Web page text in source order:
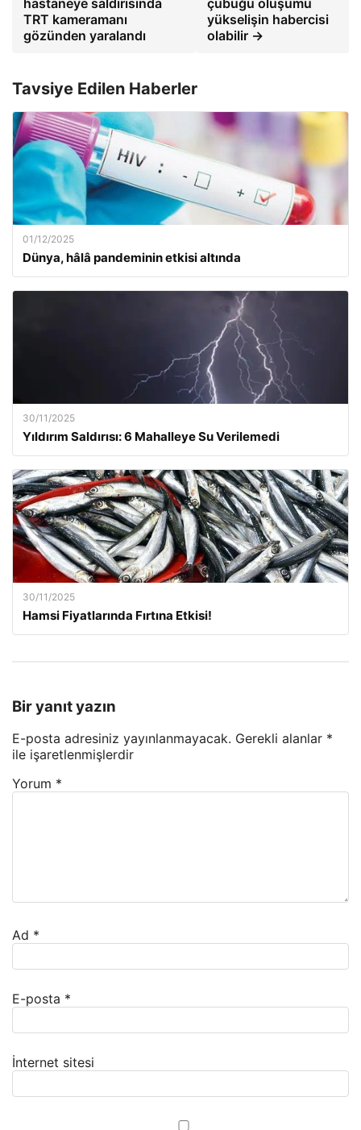
hastaneye saldırısında
TRT kameramanı
gözünden yaralandı
çubuğu oluşumu
yükselişin habercisi
olabilir →
Tavsiye Edilen Haberler
01/12/2025
Dünya, hâlâ pandeminin etkisi altında
30/11/2025
Yıldırım Saldırısı: 6 Mahalleye Su Verilemedi
30/11/2025
Hamsi Fiyatlarında Fırtına Etkisi!
Bir yanıt yazın
E-posta adresiniz yayınlanmayacak. Gerekli alanlar *
ile işaretlenmişlerdir
Yorum *
Ad *
E-posta *
İnternet sitesi